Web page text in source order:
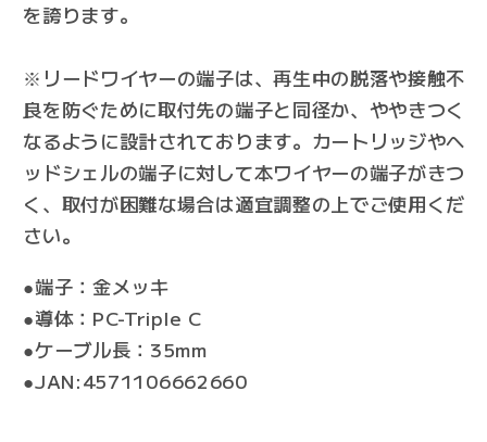
を誇ります。
※リードワイヤーの端子は、再生中の脱落や接触不
良を防ぐために取付先の端子と同径か、ややきつく
なるように設計されております。カートリッジやヘ
ッドシェルの端子に対して本ワイヤーの端子がきつ
く、取付が困難な場合は適宜調整の上でご使用くだ
さい。
●端子：金メッキ
●導体：PC-Triple C
●ケーブル長：35mm
●JAN:4571106662660